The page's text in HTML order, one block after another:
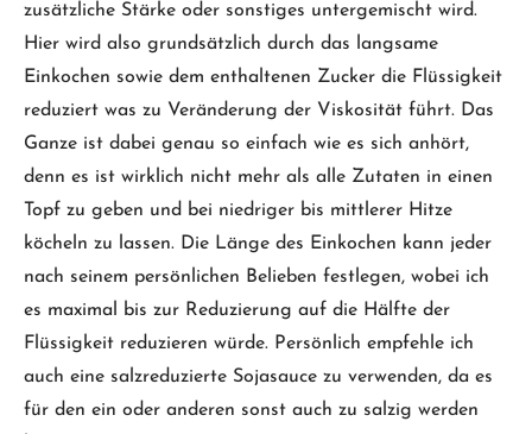
zusätzliche Stärke oder sonstiges untergemischt wird.
Hier wird also grundsätzlich durch das langsame
Einkochen sowie dem enthaltenen Zucker die Flüssigkeit
reduziert was zu Veränderung der Viskosität führt. Das
Ganze ist dabei genau so einfach wie es sich anhört,
denn es ist wirklich nicht mehr als alle Zutaten in einen
Topf zu geben und bei niedriger bis mittlerer Hitze
köcheln zu lassen. Die Länge des Einkochen kann jeder
nach seinem persönlichen Belieben festlegen, wobei ich
es maximal bis zur Reduzierung auf die Hälfte der
Flüssigkeit reduzieren würde. Persönlich empfehle ich
auch eine salzreduzierte Sojasauce zu verwenden, da es
für den ein oder anderen sonst auch zu salzig werden